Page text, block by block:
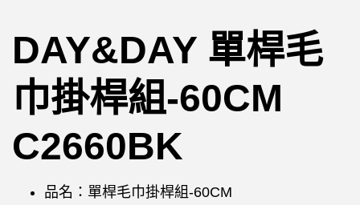
DAY&DAY 單桿毛
巾掛桿組-60CM
C2660BK
品名：單桿毛巾掛桿組-60CM